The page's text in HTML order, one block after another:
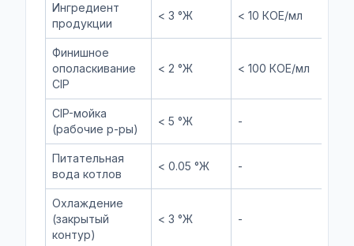
Ингредиент
продукции
< 3 °Ж < 10 КОЕ/мл
Финишное
ополаскивание
CIP
< 2 °Ж < 100 КОЕ/мл
CIP-мойка
(рабочие р-ры)
< 5 °Ж -
Питательная
вода котлов
< 0.05 °Ж -
Охлаждение
(закрытый
контур)
< 3 °Ж -